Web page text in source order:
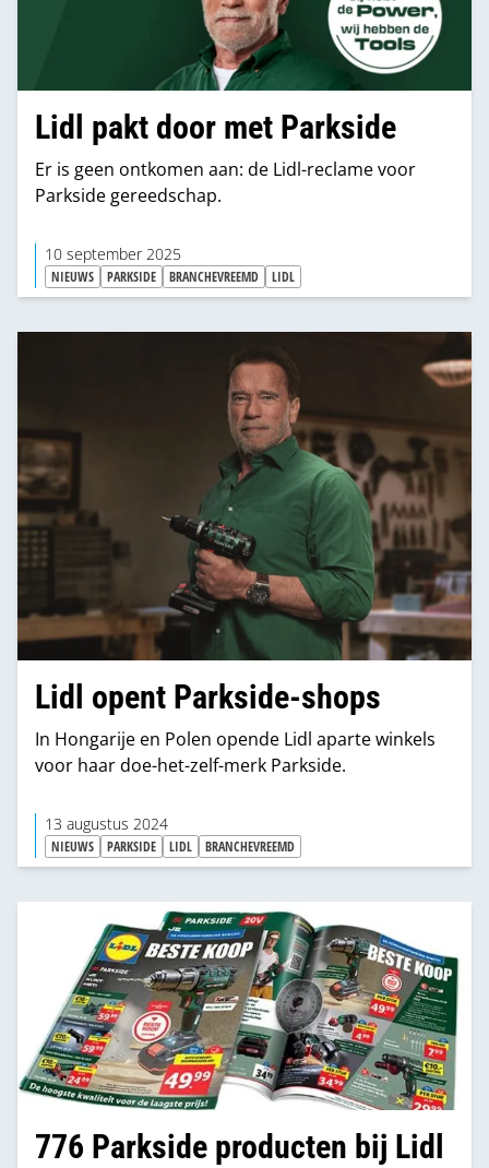
Lidl pakt door met Parkside
Er is geen ontkomen aan: de Lidl-reclame voor
Parkside gereedschap.
10 september 2025
NIEUWS PARKSIDE BRANCHEVREEMD LIDL
Lidl opent Parkside-shops
In Hongarije en Polen opende Lidl aparte winkels
voor haar doe-het-zelf-merk Parkside.
13 augustus 2024
NIEUWS PARKSIDE LIDL BRANCHEVREEMD
776 Parkside producten bij Lidl